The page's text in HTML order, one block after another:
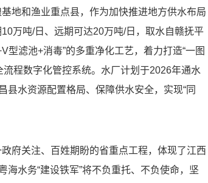
地和渔业重点县，作为加快推进地方供水布局
万吨/日、远期可达20万吨/日，取水自赣抚平
型滤池+消毒”的多重净化工艺，着力打造“一图
流程数字化管控系统。水厂计划于2026年通水
县水资源配置格局、保障供水安全，实现“同
府关注、百姓期盼的省重点工程，体现了江西
海水务“建设铁军”将不负重托、不负使命，坚